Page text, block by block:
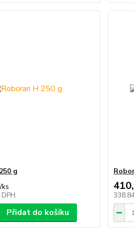
g
/ks
Přidat do košíku